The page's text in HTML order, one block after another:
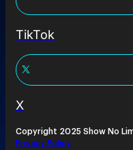
TikTok
X
Copyright 2025 Show No
Privacy Policy